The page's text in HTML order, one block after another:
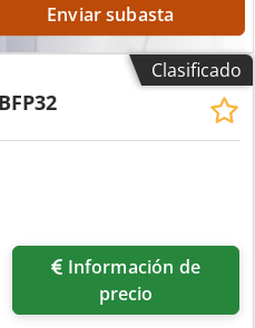
Enviar subasta
Clasificado
precio